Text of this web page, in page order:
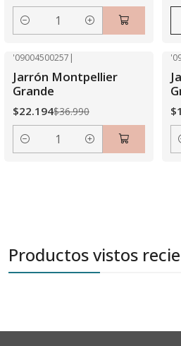
Cantidad
'09004500257 |
Jarrón Montpellier
Grande
$22.194$36.990
Cantidad
Productos vistos